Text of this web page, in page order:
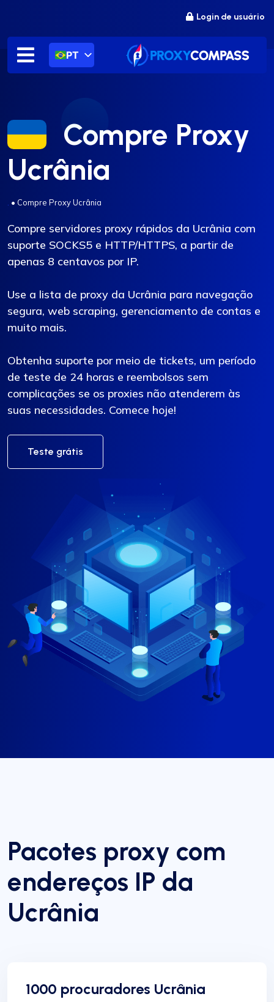
conteúdo
Login de usuário
PT
Compre Proxy
Ucrânia
• Compre Proxy Ucrânia
Compre servidores proxy rápidos da Ucrânia com
suporte SOCKS5 e HTTP/HTTPS, a partir de
apenas 8 centavos por IP.
Use a lista de proxy da Ucrânia para navegação
segura, web scraping, gerenciamento de contas e
muito mais.
Obtenha suporte por meio de tickets, um período
de teste de 24 horas e reembolsos sem
complicações se os proxies não atenderem às
suas necessidades. Comece hoje!
Teste grátis
Pacotes proxy com
endereços IP da
Ucrânia
1000 procuradores Ucrânia